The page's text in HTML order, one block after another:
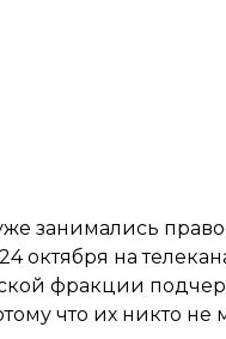
занимались
октября на
фракции
что их никто не